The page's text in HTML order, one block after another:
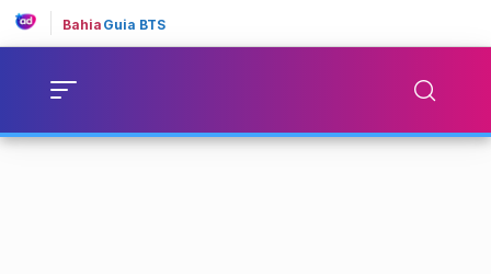
Bahia Guia BTS